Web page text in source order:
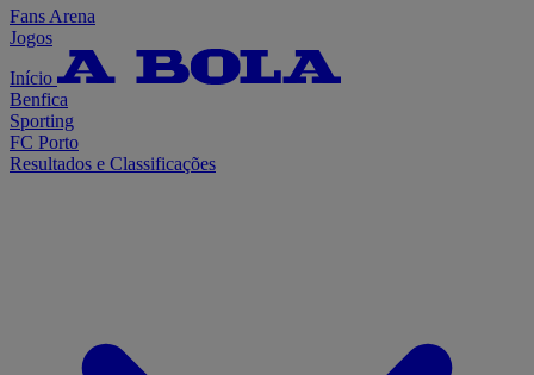
Fans Arena
Jogos
Início
Benfica
Sporting
FC Porto
Resultados e Classificações